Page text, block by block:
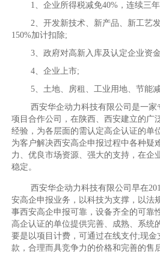
1、企业所得税减免40%，连续三
2、开发新技术、新产品、新工艺
150%加计扣除;
3、政府对高新入库及认定企业资
4、企业上市;
5、土地、房租、工业用地、节能
西安华企动力科技有限公司是一
项目合作公司，在陕西、西安建立的广
经验，为各层面的需认定高企认证的单
为客户解决西安高企申报过程中各种疑
力、优良市场资源、强大的支持，在企
稳定。
西安华企动力科技有限公司早在
安高企申报业务，以科技为支撑，以法
事西安高企申报可靠，设备齐全的可靠
高企认证的单位提供完善、成熟、系统
要是以项目计费，可通过在线支付;现
款，合理而具竞争力的价格和完善的售